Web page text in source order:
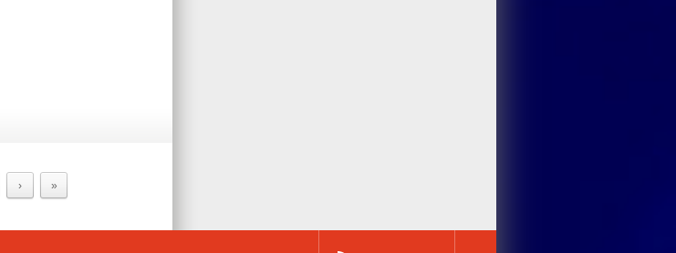
› »